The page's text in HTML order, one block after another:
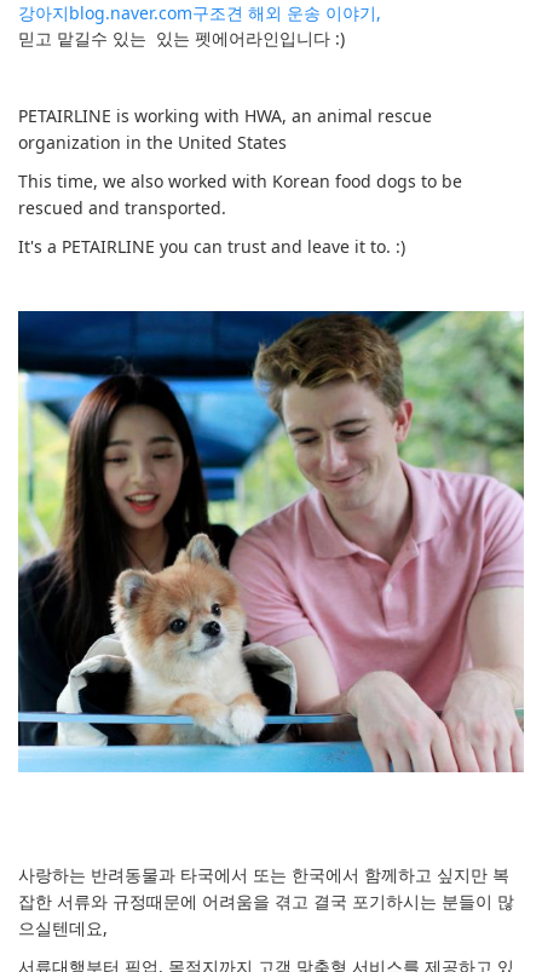
강아지blog.naver.com구조견 해외 운송 이야기,
믿고 맡길수 있는 있는 펫에어라인입니다 :)
PETAIRLINE is working with HWA, an animal rescue
organization in the United States
This time, we also worked with Korean food dogs to be
rescued and transported.
It's a PETAIRLINE you can trust and leave it to. :)
사랑하는 반려동물과 타국에서 또는 한국에서 함께하고 싶지만 복
잡한 서류와 규정때문에 어려움을 겪고 결국 포기하시는 분들이 많
으실텐데요,
서류대행부터 픽업, 목적지까지 고객 맞춤형 서비스를 제공하고 있